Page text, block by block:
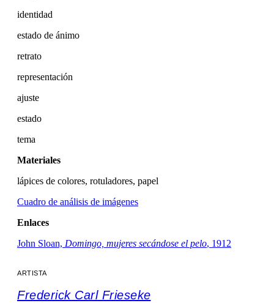
identidad
estado de ánimo
retrato
representación
ajuste
estado
tema
Materiales
lápices de colores, rotuladores, papel
Cuadro de análisis de imágenes
Enlaces
John Sloan, Domingo, mujeres secándose el pelo, 1912
ARTISTA
Frederick Carl Frieseke